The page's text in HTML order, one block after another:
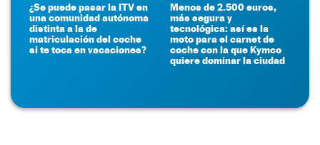
¿Se puede pasar la ITV en
una comunidad autónoma
distinta a la de
matriculación del coche
si te toca en vacaciones?
Menos de 2.500 euros,
más segura y
tecnológica: así es la
moto para el carnet de
coche con la que Kymco
quiere dominar la ciudad